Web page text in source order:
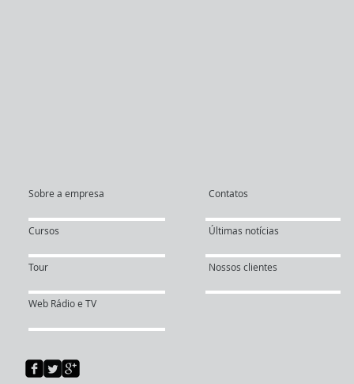
Web Rádio e TV
Tour
Cursos
Sobre a empresa
Nossos clientes
Últimas notícias
Contatos